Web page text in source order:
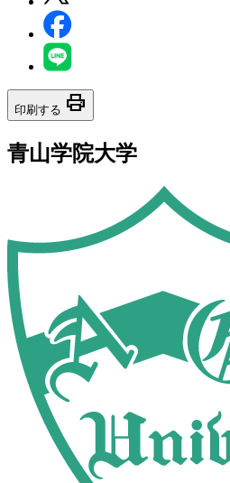
印刷する print
青山学院大学